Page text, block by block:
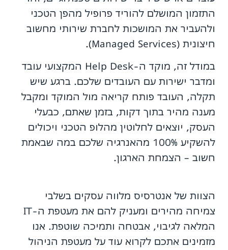
התזמון המושלם להוריד פרופיל מהפן הטכני
ולהעביר את המושכות לחברת שירותי מחשוב
חיצונית (Managed Services).
במודל זה, מוקד ה-Help Desk המקצועי עובד
ומדבר ישירות עם העובדים שלכם. ברגע שיש
תקלה, העובד פותח קריאה מול המוקד ומקבל
מענה מהיר בתוך דקות, בזמן שאתם, כבעלי
העסק, יוצאים לחלוטין מהלופ הטכני ויכולים
להשקיע 100% מהאנרגיה שלכם במה שבאמת
חשוב – הצמחת הארגון.
הצוות של אנטרסיס מלווה עסקים בשלבי
צמיחה מהירים ומעניק להם את מעטפת ה-IT
המלאה לגיבוי, אבטחה ותמיכה שוטפת. אנו
מזמינים אתכם לקרוא עוד על מעטפת הניהול